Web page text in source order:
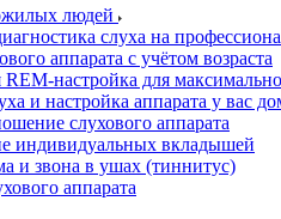
людей
слуха на
аппарата с учётом возраста
REM-настройка для
и настройка аппарата у вас
слухового аппарата
индивидуальных вкладышей
и звона в ушах (тиннитус)
аппарата